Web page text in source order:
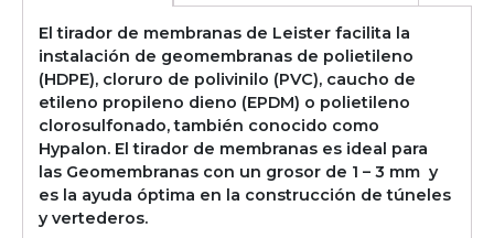
El tirador de membranas de Leister facilita la
instalación de geomembranas de polietileno
(HDPE), cloruro de polivinilo (PVC), caucho de
etileno propileno dieno (EPDM) o polietileno
clorosulfonado, también conocido como
Hypalon. El tirador de membranas es ideal para
las Geomembranas con un grosor de 1 – 3 mm y
es la ayuda óptima en la construcción de túneles
y vertederos.